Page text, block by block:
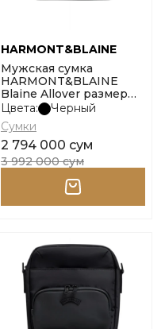
HARMONT&BLAINE
Мужская сумка
HARMONT&BLAINE
Blaine Allover размер
uni
Цвета:
Черный
Сумки
2 794 000 сум
3 992 000 сум